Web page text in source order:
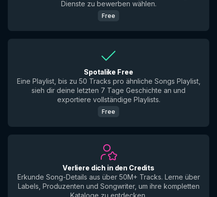
Dienste zu bewerben wählen.
Free
Spotalike Free
Eine Playlist, bis zu 50 Tracks pro ähnliche Songs Playlist,
sieh dir deine letzten 7 Tage Geschichte an und
exportiere vollständige Playlists.
Free
Verliere dich in den Credits
Erkunde Song-Details aus über 50M+ Tracks. Lerne über
Labels, Produzenten und Songwriter, um ihre kompletten
Kataloge zu entdecken.